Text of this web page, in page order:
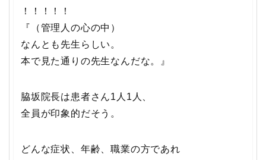
！！！！！
『（管理人の心の中）
なんとも先生らしい。
本で見た通りの先生なんだな。』
脇坂院長は患者さん1人1人、
全員が印象的だそう。
どんな症状、年齢、職業の方であれ